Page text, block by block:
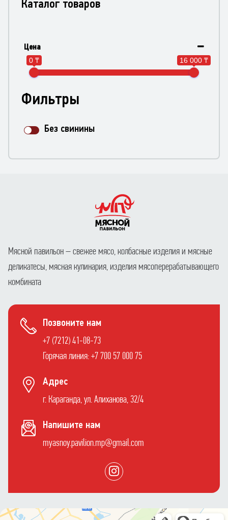
Каталог товаров
Цена
0 ₸ 16 000 ₸
Фильтры
Без свинины
Мясной павильон – свежее мясо, колбасные изделия и мясные
деликатесы, мясная кулинария, изделия мясоперерабатывающего
комбината
Позвоните нам
+7 (7212) 41-08-73
Горячая линия: +7 700 57 000 75
Адрес
г. Караганда, ул. Алиханова, 32/4
Напишите нам
myasnoy.pavilion.mp@gmail.com